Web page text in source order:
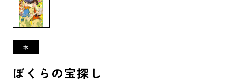
ぼくらの宝探し